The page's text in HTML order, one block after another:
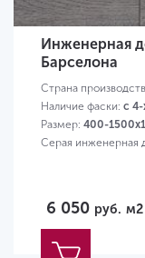
Инженерная
Барселона
Страна
Наличие фаски: с 4-
Размер: 400-
Серая инженерная
6 050 руб. м2